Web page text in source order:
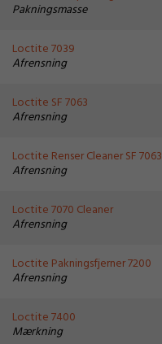
Pakningsmasse
Loctite 7039
Afrensning
Loctite SF 7063
Afrensning
Loctite Renser Cleaner SF 7063
Afrensning
Loctite 7070 Cleaner
Afrensning
Loctite Pakningsfjerner 7200
Afrensning
Loctite 7400
Mærkning